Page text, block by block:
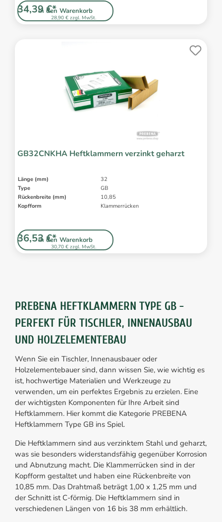
In den Warenkorb
28,90 € zzgl. MwSt.
34,39 €*
GB32CNKHA Heftklammern verzinkt geharzt
Länge (mm)
32
Type
GB
Rückenbreite (mm)
10,85
Kopfform
Klammerrücken
In den Warenkorb
30,70 € zzgl. MwSt.
36,53 €*
PREBENA HEFTKLAMMERN TYPE GB -
PERFEKT FÜR TISCHLER, INNENAUSBAU
UND HOLZELEMENTEBAU
Wenn Sie ein Tischler, Innenausbauer oder
Holzelementebauer sind, dann wissen Sie, wie wichtig es
ist, hochwertige Materialien und Werkzeuge zu
verwenden, um ein perfektes Ergebnis zu erzielen. Eine
der wichtigsten Komponenten für Ihre Arbeit sind
Heftklammern. Hier kommt die Kategorie PREBENA
Heftklammern Type GB ins Spiel.
Die Heftklammern sind aus verzinktem Stahl und geharzt,
was sie besonders widerstandsfähig gegenüber Korrosion
und Abnutzung macht. Die Klammerrücken sind in der
Kopfform gestaltet und haben eine Rückenbreite von
10,85 mm. Das Drahtmaß beträgt 1,00 x 1,25 mm und
der Schnitt ist C-förmig. Die Heftklammern sind in
verschiedenen Längen von 16 bis 38 mm erhältlich.